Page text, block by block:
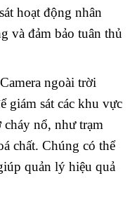
hoạt động nhân
và đảm bảo tuân thủ
ngoài trời
giám sát các khu vực
nổ, như trạm
chất. Chúng có thể
quản lý hiệu quả